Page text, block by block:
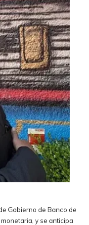
Gobierno de Banco de
y se anticipa